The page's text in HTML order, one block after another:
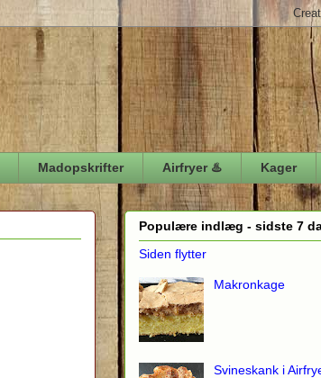
Madopskrifter Airfryer ♨️ Kager
Populære indlæg - sidste 7
Siden flytter
Makronkage
Svineskank i